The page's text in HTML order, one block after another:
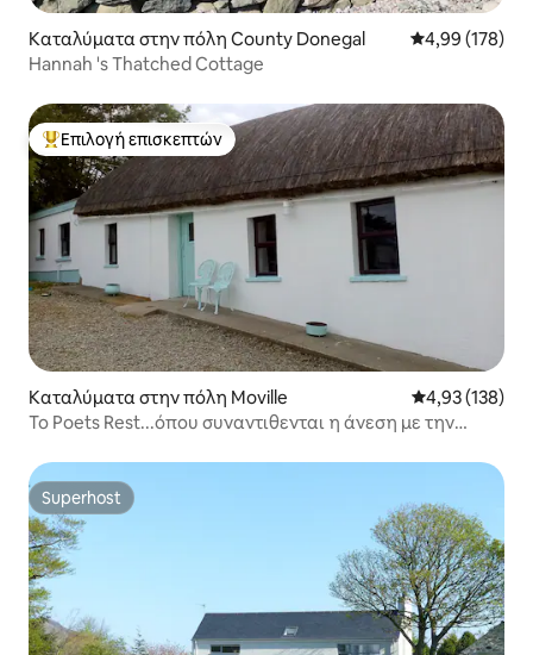
Καταλύματα στην πόλη County Donegal Μέση
4,99 (178)
Hannah 's Thatched Cottage
Κορυφαία επιλογή επισκεπτών
Επιλογή επισκεπτών
Καταλύματα στην πόλη Moville Μέση
4,93 (138)
Το Poets Rest...όπου συναντιθενται η άνεση με την
Superhost
Superhost